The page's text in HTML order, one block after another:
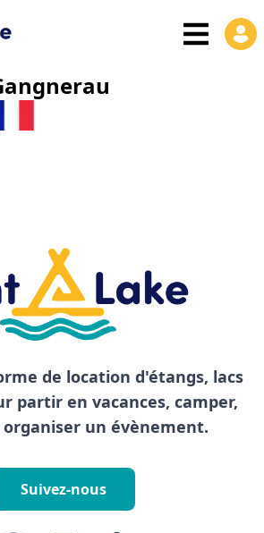
de location d'étangs, lacs
partir en vacances, camper,
organiser un évènement.
Suivez-nous